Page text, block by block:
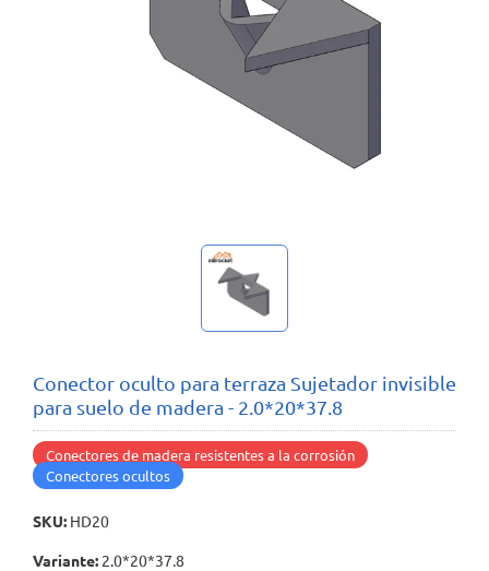
Conector oculto para terraza Sujetador invisible
para suelo de madera - 2.0*20*37.8
Conectores de madera resistentes a la corrosión
Conectores ocultos
SKU: HD20
Variante: 2.0*20*37.8